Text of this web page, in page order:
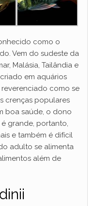
como o
Vem do sudeste da
Malásia, Tailândia e
em aquários
como se
crenças populares
boa saúde, o dono
grande, portanto,
e também é difícil
adulto se alimenta
além de